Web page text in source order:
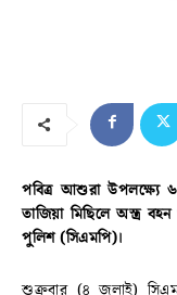
পবিত্র আশুরা উপলক্ষ্যে
তাজিয়া মিছিলে অস্ত্র
পুলিশ (সিএমপি)।
শুক্রবার (৪ জুলাই)